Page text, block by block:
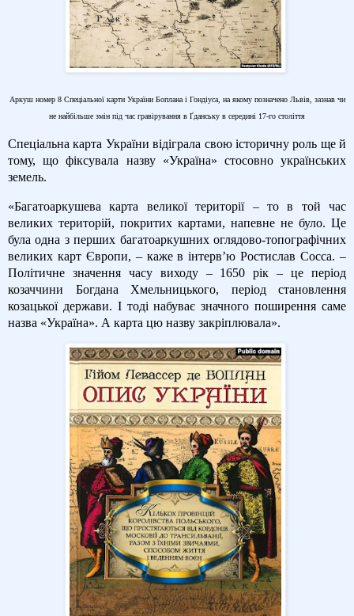
Аркуш номер 8 Спеціальної карти України Боплана і Гондіуса, на якому позначено Львів, зазнав чи
не найбільше змін під час гравірування в Ґданську в середині 17-го століття
Спеціальна карта України відіграла свою історичну роль ще й
тому, що фіксувала назву «Україна» стосовно українських
земель.
«Багатоаркушева карта великої території – то в той час
великих територій, покритих картами, напевне не було. Це
була одна з перших багатоаркушних оглядово-топографічних
великих карт Європи, – каже в інтерв’ю Ростислав Сосса. –
Політичне значення часу виходу – 1650 рік – це період
козаччини Богдана Хмельницького, період становлення
козацької держави. І тоді набуває значного поширення саме
назва «Україна». А карта цю назву закріплювала».